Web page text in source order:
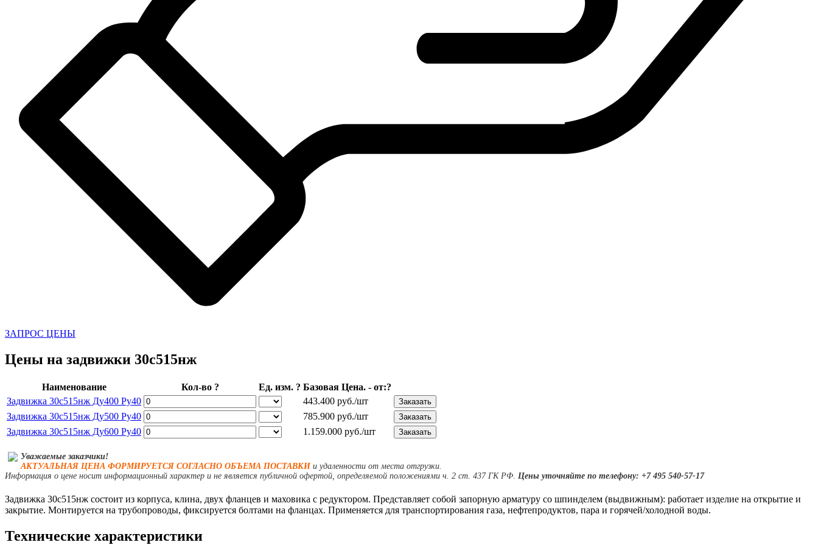
ЗАПРОС ЦЕНЫ
Цены на задвижки 30с515нж
Наименование Кол-во ? Ед. изм. ? Базовая Цена. - от:?
Задвижка 30с515нж Ду400 Ру40
443.400 руб./шт
Задвижка 30с515нж Ду500 Ру40
785.900 руб./шт
Задвижка 30с515нж Ду600 Ру40
1.159.000 руб./шт
Уважаемые заказчики!
АКТУАЛЬНАЯ ЦЕНА ФОРМИРУЕТСЯ СОГЛАСНО ОБЪЕМА ПОСТАВКИи удаленности от места отгрузки.
Информация о цене носит информационный характер и не является публичной офертой, определяемой положениями ч. 2 ст. 437 ГК РФ. Цены уточняйте по телефону: +7 495 540-57-17
Задвижка 30с515нж состоит из корпуса, клина, двух фланцев и маховика с редуктором. Представляет собой запорную арматуру со шпинделем (выдвижным): работает изделие на открытие и
закрытие. Монтируется на трубопроводы, фиксируется болтами на фланцах. Применяется для транспортирования газа, нефтепродуктов, пара и горячей/холодной воды.
Технические характеристики